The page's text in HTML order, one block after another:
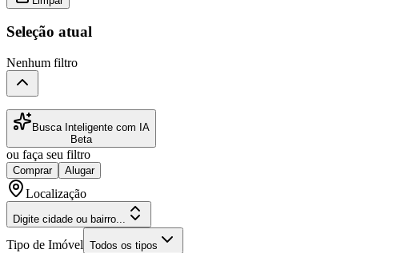
Seleção atual
Nenhum filtro
Busca Inteligente com IA
Beta
ou faça seu filtro
Comprar Alugar
Localização
Digite cidade ou bairro...
Tipo de Imóvel Todos os tipos